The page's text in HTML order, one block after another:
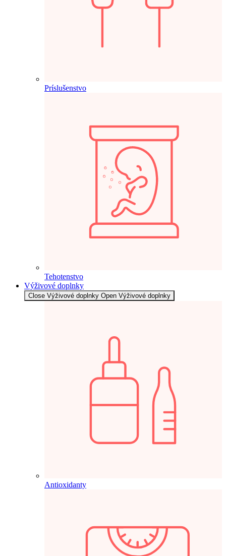
Príslušenstvo
Tehotenstvo
Výživové doplnky
Close Výživové doplnky Open Výživové doplnky
Antioxidanty